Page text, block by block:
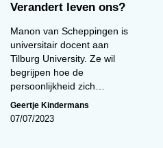
Verandert leven ons?
Manon van Scheppingen is
universitair docent aan
Tilburg University. Ze wil
begrijpen hoe de
persoonlijkheid zich…
Geertje Kindermans
07/07/2023